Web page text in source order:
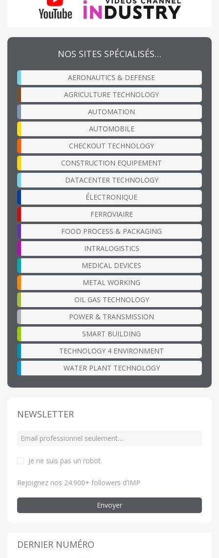
NOS SITES SPÉCIALISÉS…
AERONAUTICS & DEFENSE
AGRICULTURE TECHNOLOGY
AUTOMATION
AUTOMOBILE
CHECKOUT TECHNOLOGY
CONSTRUCTION EQUIPEMENT
DATACENTER TECHNOLOGY
ÉLECTRONIQUE
FERROVIAIRE
FOOD PROCESS & PACKAGING
INTRALOGISTICS
MEDICAL DEVICES
METAL WORKING
OIL GAS TECHNOLOGY
POWER & TRANSMISSION
SMART BUILDING
TECHNOLOGY 4 ENVIRONMENT
WATER PLANT TECHNOLOGY
NEWSLETTER
Je ne suis pas un robot.
Rejoignez nos 24.900+ followers d’IMP
Envoyer
DERNIER NUMÉRO